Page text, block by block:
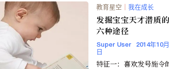
教育星空 ｜ 我在成长
发掘宝宝天才潜质
六种途径
Super User
2014年10
日
特征一：喜欢发号施令